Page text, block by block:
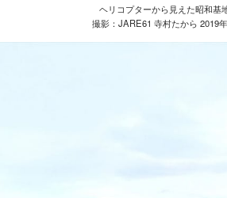
ヘリコプターから見えた昭和基
撮影：JARE61 寺村たから 2019